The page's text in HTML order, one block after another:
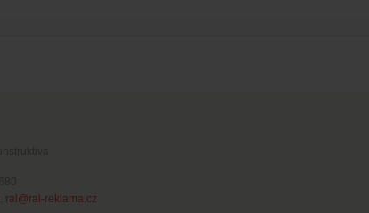
ral@ral-reklama.cz